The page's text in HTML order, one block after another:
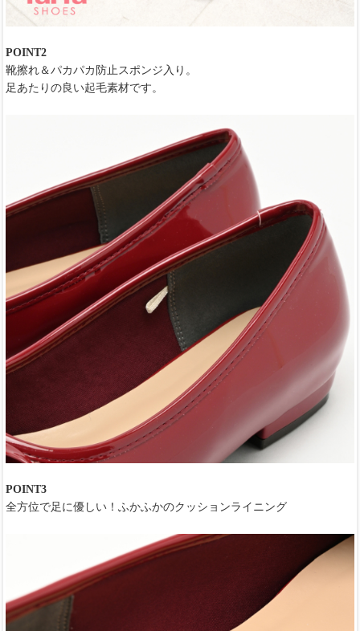
POINT2
靴擦れ＆パカパカ防止スポンジ入り。
足あたりの良い起毛素材です。
POINT3
全方位で足に優しい！ふかふかのクッションライニング